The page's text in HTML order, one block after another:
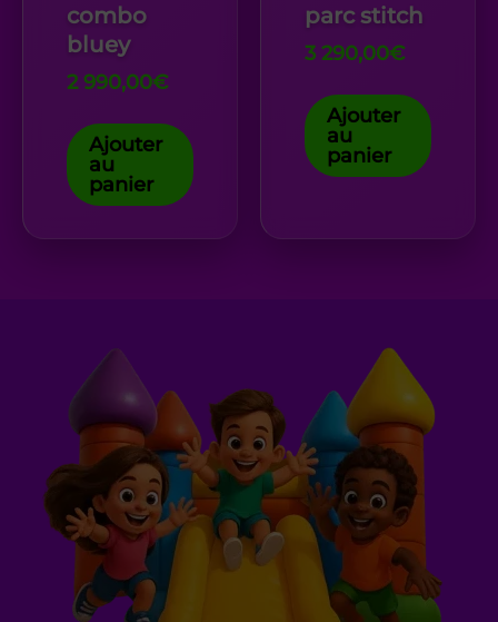
combo
bluey
2 990,00€
Ajouter
au
panier
parc stitch
3 290,00€
Ajouter
au
panier